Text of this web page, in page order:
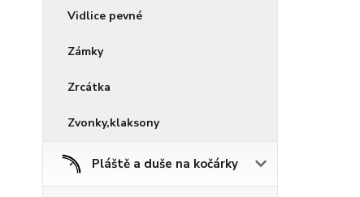
Vidlice pevné
Zámky
Zrcátka
Zvonky,klaksony
Pláště a duše na kočárky